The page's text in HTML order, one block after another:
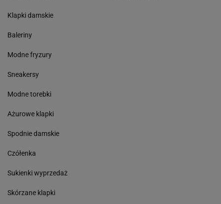
Klapki damskie
Baleriny
Modne fryzury
Sneakersy
Modne torebki
Ażurowe klapki
Spodnie damskie
Czółenka
Sukienki wyprzedaż
Skórzane klapki